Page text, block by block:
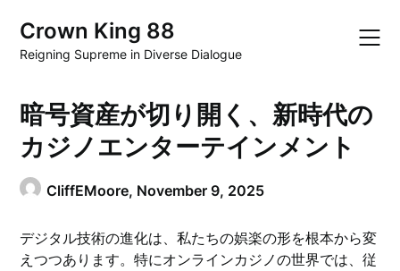
content
Crown King 88
Reigning Supreme in Diverse Dialogue
暗号資産が切り開く、新時代の
カジノエンターテインメント
CliffEMoore, November 9, 2025
デジタル技術の進化は、私たちの娯楽の形を根本から変
えつつあります。特にオンラインカジノの世界では、従